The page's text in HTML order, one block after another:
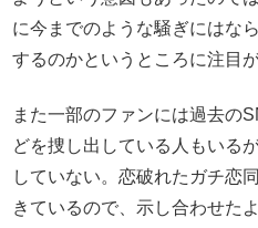
に今までのような騒ぎにはな
するのかというところに注目
また一部のファンには過去の
どを捜し出している人もいる
していない。恋破れたガチ恋
きているので、示し合わせた